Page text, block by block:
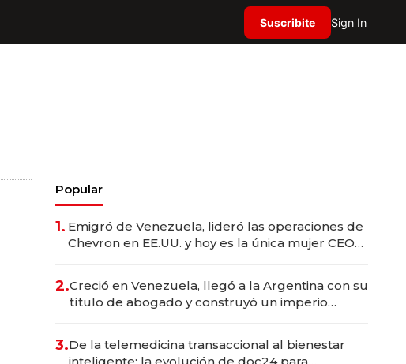
Suscribite Sign In
Popular
1. Emigró de Venezuela, lideró las operaciones de
Chevron en EE.UU. y hoy es la única mujer CEO
2.Creció en Venezuela, llegó a la Argentina con su
título de abogado y construyó un imperio
3.De la telemedicina transaccional al bienestar